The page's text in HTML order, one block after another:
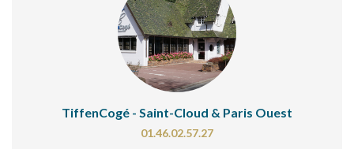
TiffenCogé - Saint-Cloud & Paris Ouest
01.46.02.57.27